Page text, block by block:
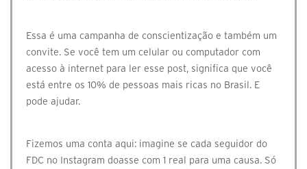
Essa é uma campanha de conscientização e também um
convite. Se você tem um celular ou computador com
acesso à internet para ler esse post, significa que você
está entre os 10% de pessoas mais ricas no Brasil. E
pode ajudar.⠀
Fizemos uma conta aqui: imagine se cada seguidor do
FDC no Instagram doasse com 1 real para uma causa. Só